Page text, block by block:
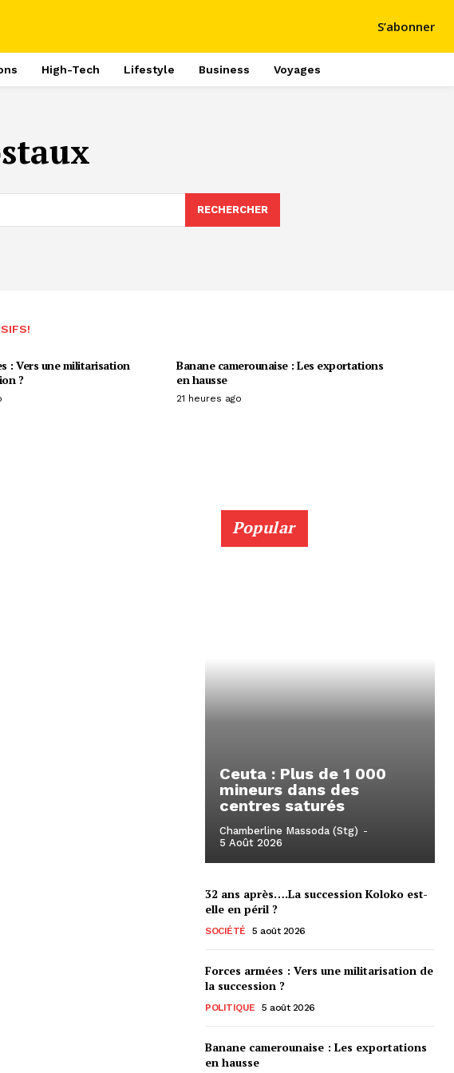
S’abonner
High-Tech Lifestyle Business Voyages
RECHERCHER
: Vers une militarisation
?
Banane camerounaise : Les exportations
en hausse
21 heures ago
Popular
Ceuta : Plus de 1 000
mineurs dans des
centres saturés
Chamberline Massoda (Stg) -
5 Août 2026
32 ans après….La succession Koloko est-
elle en péril ?
SOCIÉTÉ 5 août 2026
Forces armées : Vers une militarisation de
la succession ?
POLITIQUE 5 août 2026
Banane camerounaise : Les exportations
en hausse